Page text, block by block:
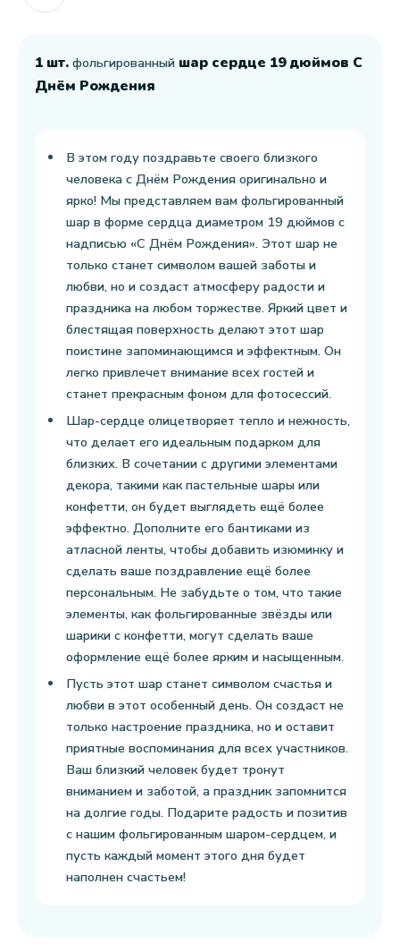
1 шт. фольгированный шар сердце 19 дюймов С
Днём Рождения
В этом году поздравьте своего близкого
человека с Днём Рождения оригинально и
ярко! Мы представляем вам фольгированный
шар в форме сердца диаметром 19 дюймов с
надписью «С Днём Рождения». Этот шар не
только станет символом вашей заботы и
любви, но и создаст атмосферу радости и
праздника на любом торжестве. Яркий цвет и
блестящая поверхность делают этот шар
поистине запоминающимся и эффектным. Он
легко привлечет внимание всех гостей и
станет прекрасным фоном для фотосессий.
Шар-сердце олицетворяет тепло и нежность,
что делает его идеальным подарком для
близких. В сочетании с другими элементами
декора, такими как пастельные шары или
конфетти, он будет выглядеть ещё более
эффектно. Дополните его бантиками из
атласной ленты, чтобы добавить изюминку и
сделать ваше поздравление ещё более
персональным. Не забудьте о том, что такие
элементы, как фольгированные звёзды или
шарики с конфетти, могут сделать ваше
оформление ещё более ярким и насыщенным.
Пусть этот шар станет символом счастья и
любви в этот особенный день. Он создаст не
только настроение праздника, но и оставит
приятные воспоминания для всех участников.
Ваш близкий человек будет тронут
вниманием и заботой, а праздник запомнится
на долгие годы. Подарите радость и позитив
с нашим фольгированным шаром-сердцем, и
пусть каждый момент этого дня будет
наполнен счастьем!